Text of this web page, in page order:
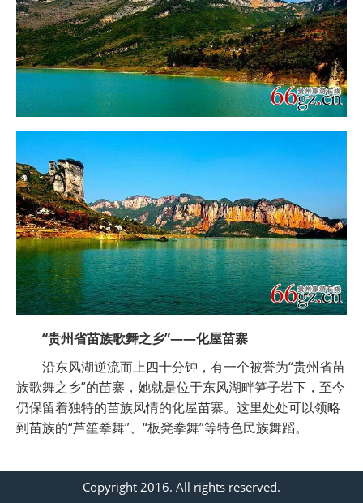
“贵州省苗族歌舞之乡”——化屋苗寨
沿东风湖逆流而上四十分钟，有一个被誉为“贵州省苗
族歌舞之乡”的苗寨，她就是位于东风湖畔笋子岩下，至今
仍保留着独特的苗族风情的化屋苗寨。这里处处可以领略
到苗族的“芦笙拳舞”、“板凳拳舞”等特色民族舞蹈。
Copyright 2016. All rights reserved.